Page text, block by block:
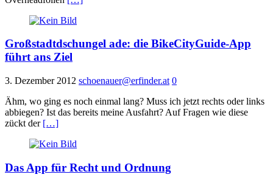
Großstadtdschungel ade: die BikeCityGuide-App
führt ans Ziel
3. Dezember 2012 schoenauer@erfinder.at 0
Ähm, wo ging es noch einmal lang? Muss ich jetzt rechts oder links
abbiegen? Ist das bereits meine Ausfahrt? Auf Fragen wie diese
zückt der […]
Das App für Recht und Ordnung